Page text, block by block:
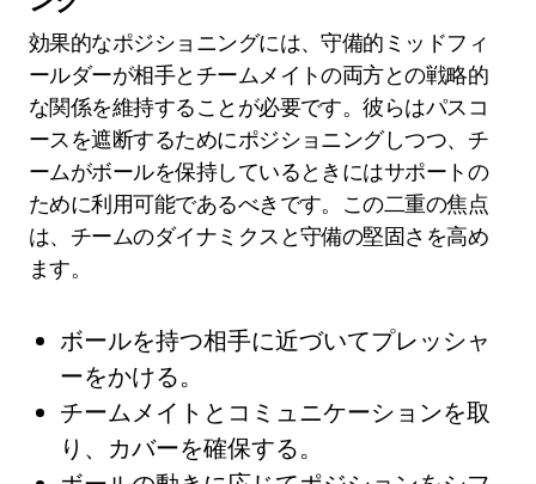
効果的なポジショニングには、守備的ミッドフィ
ールダーが相手とチームメイトの両方との戦略的
な関係を維持することが必要です。彼らはパスコ
ースを遮断するためにポジショニングしつつ、チ
ームがボールを保持しているときにはサポートの
ために利用可能であるべきです。この二重の焦点
は、チームのダイナミクスと守備の堅固さを高め
ます。
ボールを持つ相手に近づいてプレッシャ
ーをかける。
チームメイトとコミュニケーションを取
り、カバーを確保する。